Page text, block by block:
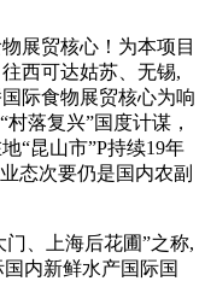
贸核心！为本项目
西可达姑苏、无锡,
际食物展贸核心为响
落复兴”国度计谋，
“昆山市”P持续19年
态次要仍是国内农副
、上海后花圃”之称,
内新鲜水产国际国